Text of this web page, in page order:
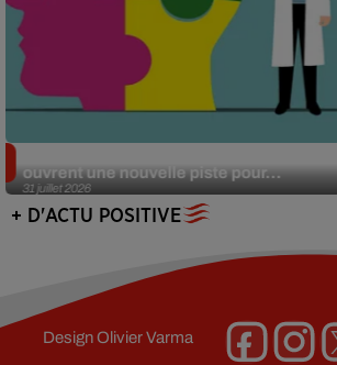
31 juillet 2026
ouvrent une nouvelle piste pour...
+ D'ACTU POSITIVE
DesignOlivier Varma